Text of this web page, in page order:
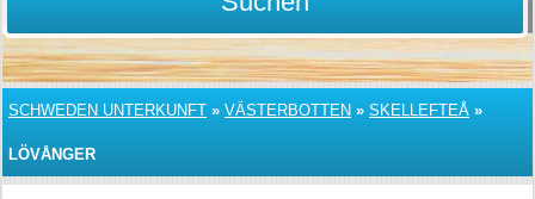
SCHWEDEN UNTERKUNFT » VÄSTERBOTTEN » SKELLEFTEÅ »
LÖVÅNGER